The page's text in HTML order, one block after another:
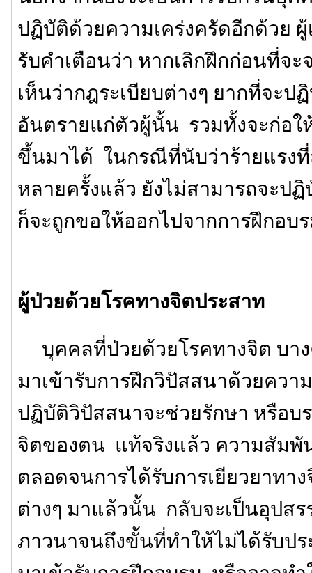
ปฏิบัติด้วยความเคร่งครัดอีกด้วย ผู้
รับคำเตือนว่า หากเลิกฝึกก่อนที่จะ
เห็นว่ากฎระเบียบต่างๆ ยากที่จะป
อันตรายแก่ตัวผู้นั้น รวมทั้งจะก่อใ
ขึ้นมาได้ ในกรณีที่นับว่าร้ายแรงที่
หลายครั้งแล้ว ยังไม่สามารถจะป
ก็จะถูกขอให้ออกไปจากการฝึกอบ
ผู้ป่วยด้วยโรคทางจิตประสาท
บุคคลที่ป่วยด้วยโรคทางจิต บาง
มาเข้ารับการฝึกวิปัสสนาด้วยควา
ปฏิบัติวิปัสสนาจะช่วยรักษา หรือบ
จิตของตน แท้จริงแล้ว ความสัม
ตลอดจนการได้รับการเยียวยาทา
ต่างๆ มาแล้วนั้น กลับจะเป็นอุปส
ภาวนาจนถึงขั้นที่ทำให้ไม่ได้รับปร